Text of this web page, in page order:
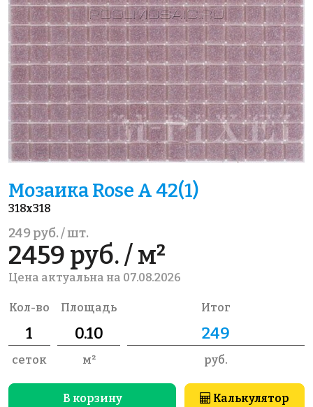
Мозаика Rose A 42(1)
318x318
249 руб. / шт.
2459 руб. / м²
Цена актуальна на 07.08.2026
Кол-во
сеток
Площадь
м²
Итог
руб.
В корзину Калькулятор